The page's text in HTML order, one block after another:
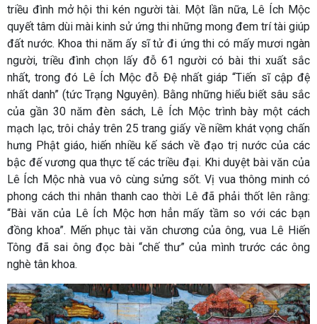
triều đình mở hội thi kén người tài. Một lần nữa, Lê Ích Mộc
quyết tâm dùi mài kinh sử ứng thi những mong đem trí tài giúp
đất nước. Khoa thi năm ấy sĩ tử đi ứng thi có mấy mươi ngàn
người, triều đình chọn lấy đỗ 61 người có bài thi xuất sắc
nhất, trong đó Lê Ích Mộc đỗ Đệ nhất giáp “Tiến sĩ cập đệ
nhất danh” (tức Trạng Nguyên). Bằng những hiểu biết sâu sắc
của gần 30 năm đèn sách, Lê Ích Mộc trình bày một cách
mạch lạc, trôi chảy trên 25 trang giấy về niềm khát vọng chấn
hưng Phật giáo, hiến nhiều kế sách về đạo trị nước của các
bậc đế vương qua thực tế các triều đại. Khi duyệt bài văn của
Lê Ích Mộc nhà vua vô cùng sửng sốt. Vị vua thông minh có
phong cách thi nhân thanh cao thời Lê đã phải thốt lên rằng:
“Bài văn của Lê Ích Mộc hơn hẳn mấy tầm so với các bạn
đồng khoa”. Mến phục tài văn chương của ông, vua Lê Hiến
Tông đã sai ông đọc bài “chế thư” của mình trước các ông
nghè tân khoa.